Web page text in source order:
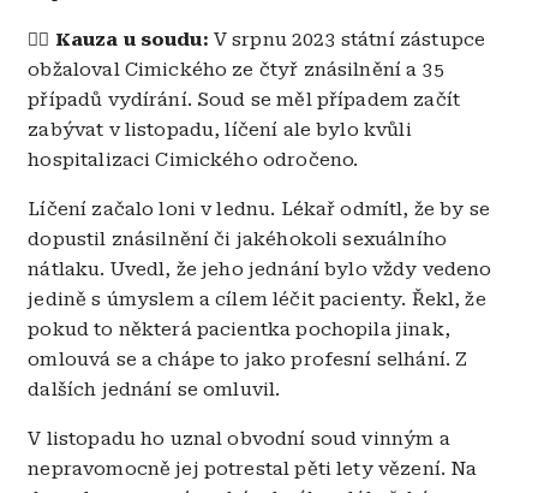
👨‍⚖️ Kauza u soudu: V srpnu 2023 státní zástupce
obžaloval Cimického ze čtyř znásilnění a 35
případů vydírání. Soud se měl případem začít
zabývat v listopadu, líčení ale bylo kvůli
hospitalizaci Cimického odročeno.
Líčení začalo loni v lednu. Lékař odmítl, že by se
dopustil znásilnění či jakéhokoli sexuálního
nátlaku. Uvedl, že jeho jednání bylo vždy vedeno
jedině s úmyslem a cílem léčit pacienty. Řekl, že
pokud to některá pacientka pochopila jinak,
omlouvá se a chápe to jako profesní selhání. Z
dalších jednání se omluvil.
V listopadu ho uznal obvodní soud vinným a
nepravomocně jej potrestal pěti lety vězení. Na